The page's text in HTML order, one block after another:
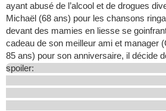
ayant abusé de l’alcool et de drogues
Michaël (68 ans) pour les chansons
devant des mamies en liesse se
cadeau de son meilleur ami et manager
85 ans) pour son anniversaire, il décide
spoiler: